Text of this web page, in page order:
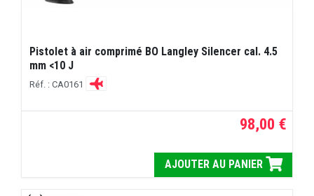
Pistolet à air comprimé BO Langley Silencer cal. 4.5
mm <10 J
Réf. : CA0161
98,00 €
AJOUTER AU PANIER